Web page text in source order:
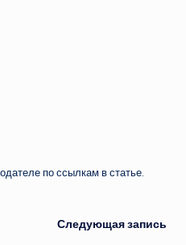
по ссылкам в статье.
Следующая запись